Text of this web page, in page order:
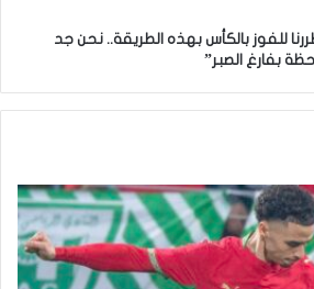
للفوز بالكأس بهذه الطريقة.. نحن جد
بفارغ الصبر”